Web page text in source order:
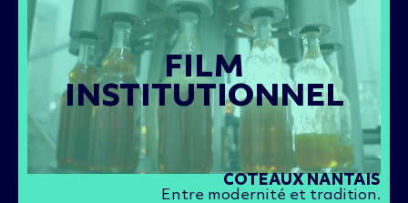
FILM
INSTITUTIONNEL
COTEAUX NANTAIS
Entre modernité et tradition.